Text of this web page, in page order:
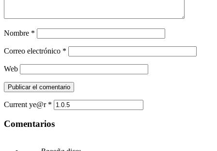
Nombre *
Correo electrónico *
Web
Current ye@r *
Comentarios